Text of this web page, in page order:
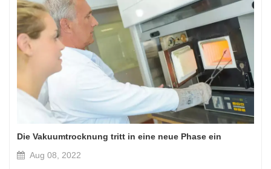
Die Vakuumtrocknung tritt in eine neue Phase ein
Aug 08, 2022